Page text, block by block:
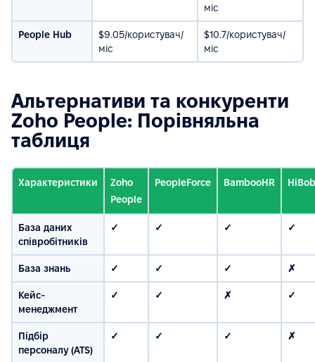
міс
People Hub
$9.05/користувач/
міс
$10.7/користувач/
міс
Альтернативи та конкуренти
Zoho People: Порівняльна
таблиця
Характеристики
Zoho
People
PeopleForce BambooHR HiBob
База даних
співробітників
✓ ✓ ✓ ✓
База знань ✓ ✓ ✓ ✗
Кейс-
менеджмент
✓ ✓ ✗ ✓
Підбір
персоналу (ATS)
✓ ✓ ✓ ✗